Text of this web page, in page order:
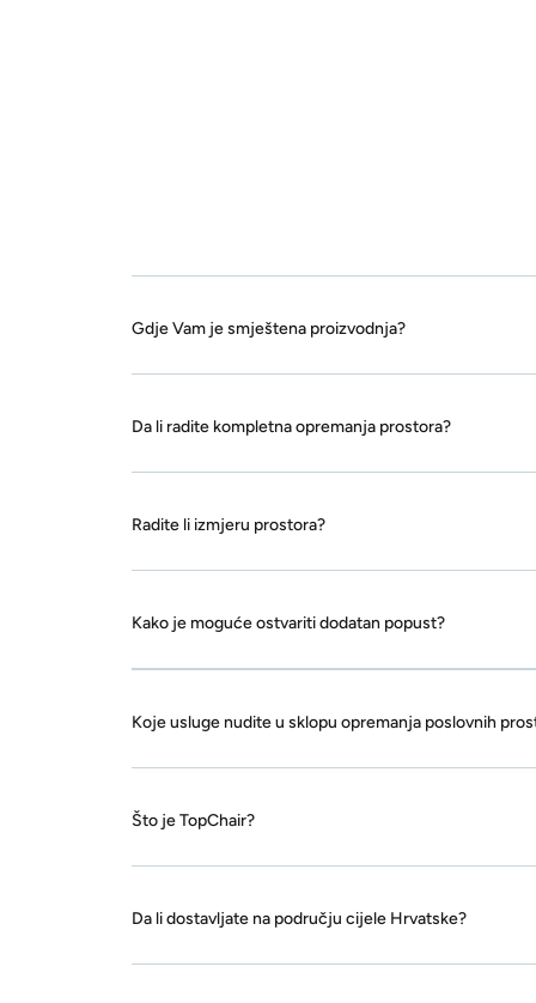
Gdje Vam je smještena proizvodnja?
Da li radite kompletna opremanja prostora?
Radite li izmjeru prostora?
Kako je moguće ostvariti dodatan popust?
Koje usluge nudite u sklopu opremanja poslovnih
Što je TopChair?
Da li dostavljate na području cijele Hrvatske?